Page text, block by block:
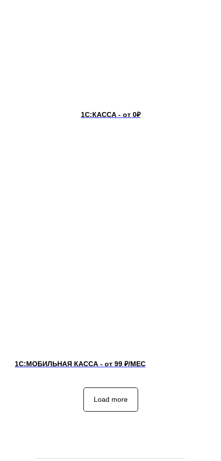
1С:КАССА - от 0₽
1С:МОБИЛЬНАЯ КАССА - от 99 ₽/МЕС
Load more